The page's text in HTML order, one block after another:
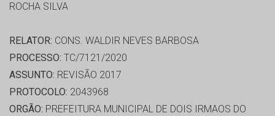
ROCHA SILVA
RELATOR: CONS. WALDIR NEVES BARBOSA
PROCESSO: TC/7121/2020
ASSUNTO: REVISÃO 2017
PROTOCOLO: 2043968
ORGÃO: PREFEITURA MUNICIPAL DE DOIS IRMAOS DO